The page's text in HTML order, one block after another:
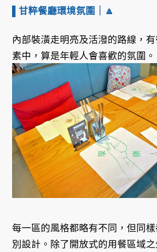
▌甘粹餐廳環境氛圍 ｜🔼
內部裝潢走明亮及活潑的路線，
素中，算是年輕人會喜歡的氛圍。
每一區的風格都略有不同，但同
別設計。除了開放式的用餐區域